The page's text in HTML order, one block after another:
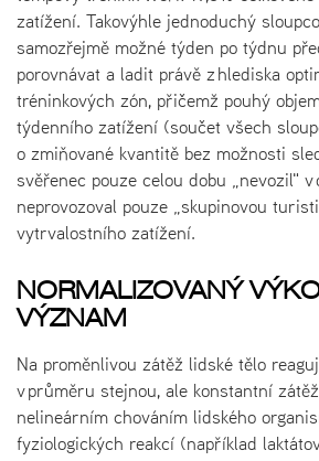
zatížení. Takovýhle jednoduchý
samozřejmě možné týden po týdnu
porovnávat a ladit právě z hlediska
tréninkových zón, přičemž pouhý
týdenního zatížení (součet všech
o zmiňované kvantitě bez možnosti
svěřenec pouze celou dobu „nevozil"
neprovozoval pouze „skupinovou
vytrvalostního zatížení.
NORMALIZOVANÝ
VÝZNAM
Na proměnlivou zátěž lidské tělo
v průměru stejnou, ale konstantní
nelineárním chováním lidského
fyziologických reakcí (například